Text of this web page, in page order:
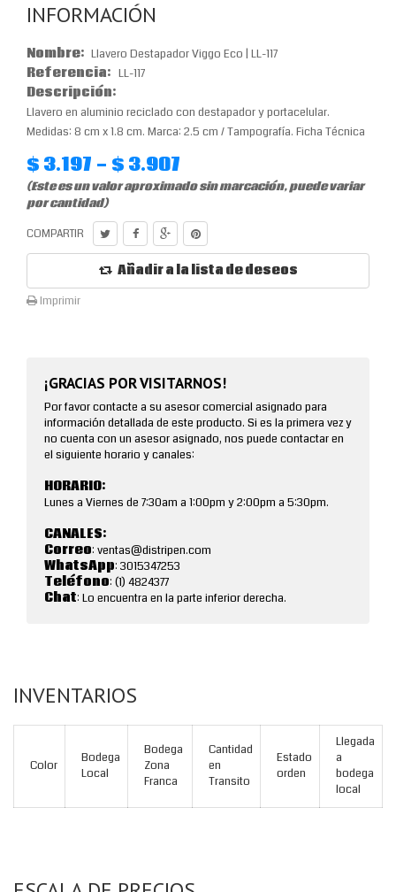
INFORMACIÓN
Nombre: Llavero Destapador Viggo Eco | LL-117
Referencia: LL-117
Descripción:
Llavero en aluminio reciclado con destapador y portacelular.
Medidas: 8 cm x 1.8 cm. Marca: 2.5 cm / Tampografía. Ficha Técnica
$ 3.197 - $ 3.907
(Este es un valor aproximado sin marcación, puede variar
por cantidad)
COMPARTIR
Añadir a la lista de deseos
Imprimir
¡GRACIAS POR VISITARNOS!
Por favor contacte a su asesor comercial asignado para
información detallada de este producto. Si es la primera vez y
no cuenta con un asesor asignado, nos puede contactar en
el siguiente horario y canales:
HORARIO:
Lunes a Viernes de 7:30am a 1:00pm y 2:00pm a 5:30pm.
CANALES:
Correo: ventas@distripen.com
WhatsApp: 3015347253
Teléfono: (1) 4824377
Chat: Lo encuentra en la parte inferior derecha.
INVENTARIOS
Color
Bodega
Local
Bodega
Zona
Franca
Cantidad
en
Transito
Estado
orden
Llegada
a
bodega
local